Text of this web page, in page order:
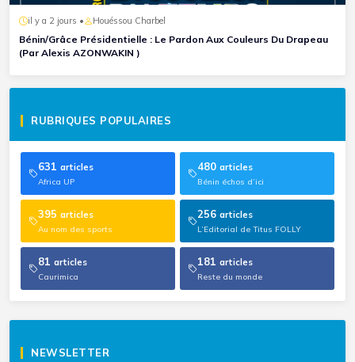
il y a 2 jours • Houéssou Charbel
Bénin/Grâce Présidentielle : Le Pardon Aux Couleurs Du Drapeau
(Par Alexis AZONWAKIN )
RUBRIQUES POPULAIRES
631 articles
Africa UP
480 articles
Bénin échos d’ici
395 articles
Au nom des sports
256 articles
L’Editorial de Titus FOLLY
81 articles
Caurimica
181 articles
Reste du monde
NEWSLETTER